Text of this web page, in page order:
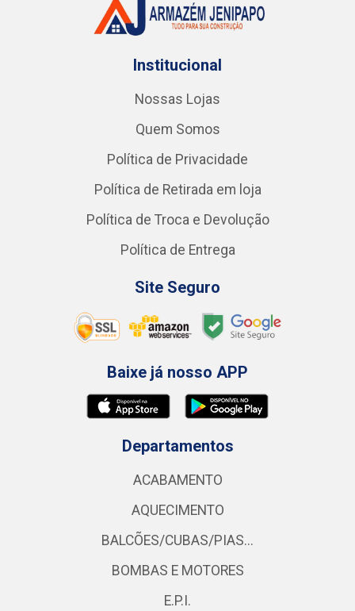
Institucional
Nossas Lojas
Quem Somos
Política de Privacidade
Política de Retirada em loja
Política de Troca e Devolução
Política de Entrega
Site Seguro
Baixe já nosso APP
Departamentos
ACABAMENTO
AQUECIMENTO
BALCÕES/CUBAS/PIAS...
BOMBAS E MOTORES
E.P.I.